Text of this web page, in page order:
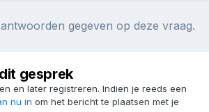
gegeven op deze vraag.
gesprek
en later registreren. Indien je reeds een
nu in om het bericht te plaatsen met je